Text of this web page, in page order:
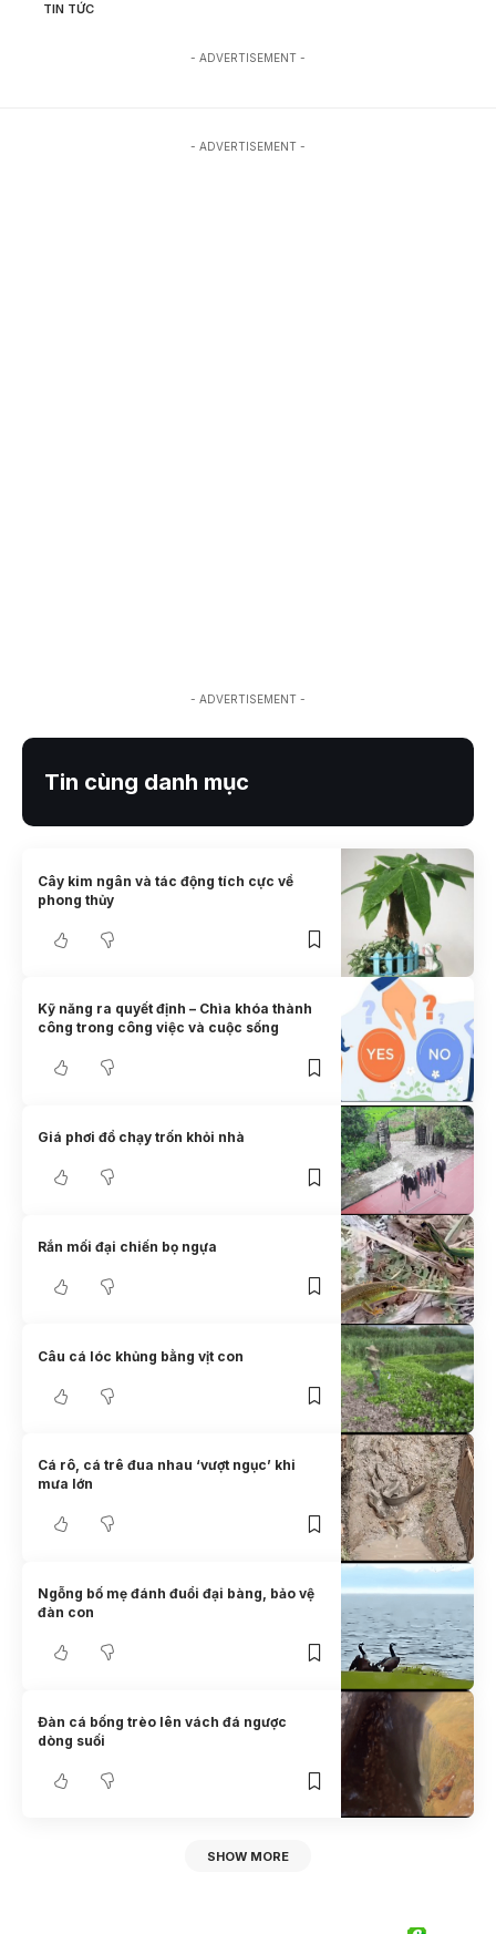
TIN TỨC
- ADVERTISEMENT -
- ADVERTISEMENT -
- ADVERTISEMENT -
Tin cùng danh mục
Cây kim ngân và tác động tích cực về
phong thủy
Kỹ năng ra quyết định – Chìa khóa thành
công trong công việc và cuộc sống
Giá phơi đồ chạy trốn khỏi nhà
Rắn mối đại chiến bọ ngựa
Câu cá lóc khủng bằng vịt con
Cá rô, cá trê đua nhau ‘vượt ngục’ khi
mưa lớn
Ngỗng bố mẹ đánh đuổi đại bàng, bảo vệ
đàn con
Đàn cá bống trèo lên vách đá ngược
dòng suối
SHOW MORE